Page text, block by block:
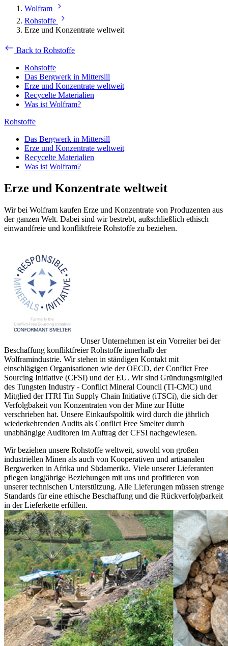
Wolfram
Rohstoffe
Erze und Konzentrate weltweit
Back to Rohstoffe
Rohstoffe
Das Bergwerk in Mittersill
Erze und Konzentrate weltweit
Recycelte Materialien
Was ist Wolfram?
Rohstoffe
Das Bergwerk in Mittersill
Erze und Konzentrate weltweit
Recycelte Materialien
Was ist Wolfram?
Erze und Konzentrate weltweit
Wir bei Wolfram kaufen Erze und Konzentrate von Produzenten aus
der ganzen Welt. Dabei sind wir bestrebt, außschließlich ethisch
einwandfreie und konfliktfreie Rohstoffe zu beziehen.
Unser Unternehmen ist ein Vorreiter bei der
Beschaffung konfliktfreier Rohstoffe innerhalb der
Wolframindustrie. Wir stehen in ständigen Kontakt mit
einschlägigen Organisationen wie der OECD, der Conflict Free
Sourcing Initiative (CFSI) und der EU. Wir sind Gründungsmitglied
des Tungsten Industry - Conflict Mineral Council (TI-CMC) und
Mitglied der ITRI Tin Supply Chain Initiative (iTSCi), die sich der
Verfolgbakeit von Konzentraten von der Mine zur Hütte
verschrieben hat. Unsere Einkaufspolitik wird durch die jährlich
wiederkehrenden Audits als Conflict Free Smelter durch
unabhängige Auditoren im Auftrag der CFSI nachgewiesen.
Wir beziehen unsere Rohstoffe weltweit, sowohl von großen
industriellen Minen als auch von Kooperativen und artisanalen
Bergwerken in Afrika und Südamerika. Viele unserer Lieferanten
pflegen langjährige Beziehungen mit uns und profitieren von
unserer technischen Unterstützung. Alle Lieferungen müssen strenge
Standards für eine ethische Beschaffung und die Rückverfolgbarkeit
in der Lieferkette erfüllen.